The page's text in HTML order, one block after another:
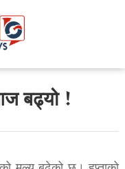
बढ्यो !